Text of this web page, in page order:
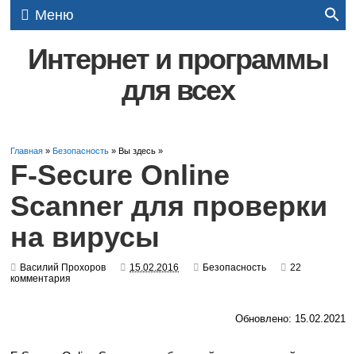
Меню
Интернет и программы
для всех
Главная »Безопасность » Вы здесь »
F-Secure Online
Scanner для проверки
на вирусы
Василий Прохоров 15.02.2016 Безопасность
22
комментария
Обновлено: 15.02.2021